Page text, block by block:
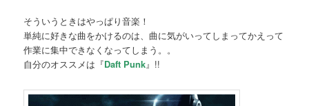
そういうときはやっぱり音楽！
単純に好きな曲をかけるのは、曲に気がいってしまってかえって
作業に集中できなくなってしまう。。
自分のオススメは『Daft Punk』!!